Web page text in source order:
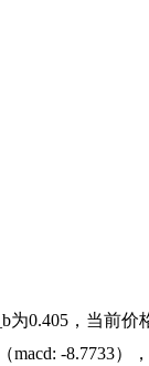
为0.405，当前
macd: -8.7733）